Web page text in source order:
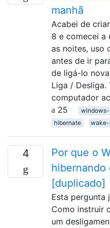
manhã
Acabei de
8 e comecei a
as noites, uso
antes de ir
de ligá-lo
Liga / Desliga.
computador
25
hibernate
4
Por que o
hibernando
[duplicado]
Esta pergunta
Como instruir
um